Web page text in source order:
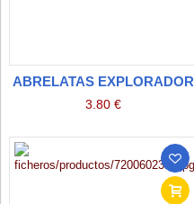
ABRELATAS EXPLORADOR
3.80 €